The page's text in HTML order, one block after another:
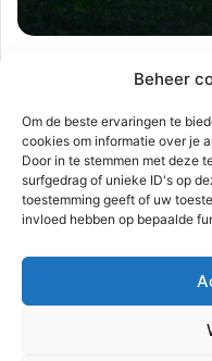
Beheer
Om de beste ervaringen te
cookies om informatie over je
Door in te stemmen met deze
surfgedrag of unieke ID's op
toestemming geeft of uw
invloed hebben op bepaalde
noodsituatie |
Tonge
Nieuwe-Tonge –
was een medische